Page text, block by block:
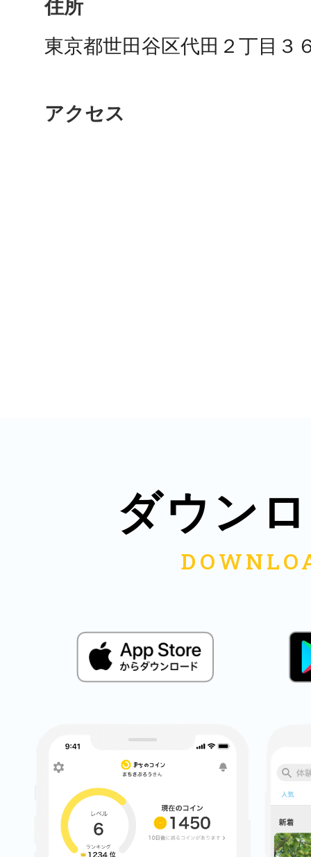
住所
東京都世田谷区代田２丁目３
アクセス
ダウン
八女
日立